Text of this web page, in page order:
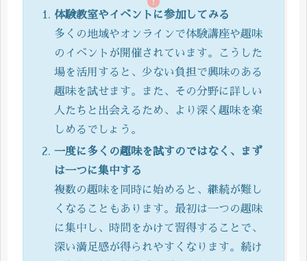
体験教室やイベントに参加してみる
多くの地域やオンラインで体験講座や趣味
のイベントが開催されています。こうした
場を活用すると、少ない負担で興味のある
趣味を試せます。また、その分野に詳しい
人たちと出会えるため、より深く趣味を楽
しめるでしょう。
一度に多くの趣味を試すのではなく、まず
は一つに集中する
複数の趣味を同時に始めると、継続が難し
くなることもあります。最初は一つの趣味
に集中し、時間をかけて習得することで、
深い満足感が得られやすくなります。続け